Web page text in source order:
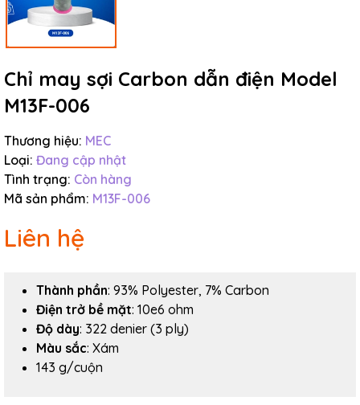
Chỉ may sợi Carbon dẫn điện Model
M13F-006
Thương hiệu: MEC
Loại: Đang cập nhật
Tình trạng: Còn hàng
Mã sản phẩm: M13F-006
Liên hệ
Thành phần: 93% Polyester, 7% Carbon
Điện trở bề mặt: 10e6 ohm
Độ dày: 322 denier (3 ply)
Màu sắc: Xám
143 g/cuộn
Ngày hết hạn:
Điều kiện: